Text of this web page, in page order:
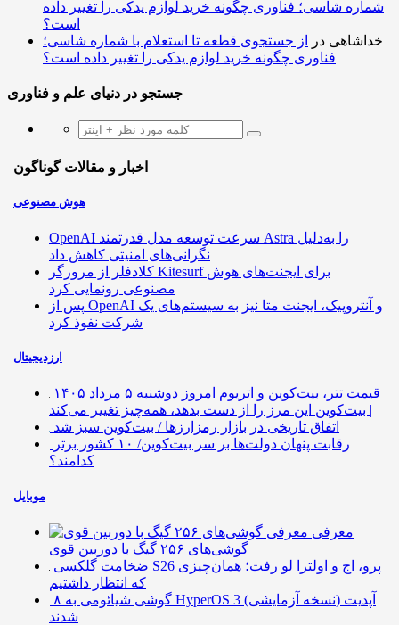
شماره شاسی؛ فناوری چگونه خرید لوازم یدکی را تغییر داده
است؟
خداشاهی در
از جستجوی قطعه تا استعلام با شماره شاسی؛
فناوری چگونه خرید لوازم یدکی را تغییر داده است؟
جستجو در دنیای علم و فناوری
اخبار و مقالات گوناگون
هوش مصنوعی
OpenAI سرعت توسعه مدل قدرتمند Astra را به‌دلیل
نگرانی‌های امنیتی کاهش داد
کلادفلر از مرورگر Kitesurf برای ایجنت‌های هوش
مصنوعی رونمایی کرد
پس از OpenAI و آنتروپیک، ایجنت متا نیز به سیستم‌های یک
شرکت نفوذ کرد
ارزدیجیتال
قیمت تتر، بیت‌کوین و اتریوم امروز دوشنبه ۵ مرداد ۱۴۰۵
| بیت‌کوین این مرز را از دست بدهد، همه‌چیز تغییر می‌کند
اتفاق تاریخی در بازار رمزارزها / بیت‌کوین سبز شد
رقابت پنهان دولت‌ها بر سر بیت‌کوین/ ۱۰ کشور برتر
کدامند؟
موبایل
معرفی
گوشی‌های ۲۵۶ گیگ با دوربین قوی
ضخامت گلکسی S26 پرو، اج و اولترا لو رفت؛ همان‌چیزی
که انتظار داشتیم
۸ گوشی شیائومی به HyperOS 3 (نسخه آزمایشی) آپدیت
شدند